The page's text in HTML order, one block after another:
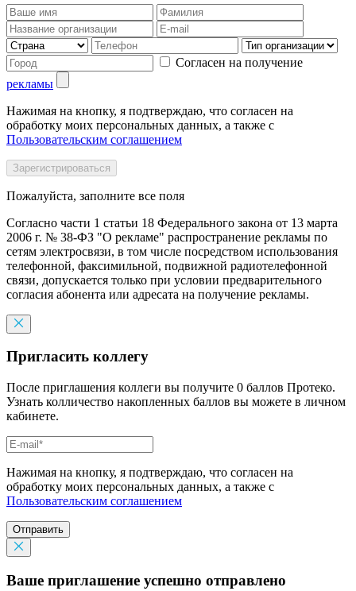
Согласен на получение
рекламы
Нажимая на кнопку, я подтверждаю, что согласен на
обработку моих персональных данных, а также с
Пользовательским соглашением
Пожалуйста, заполните все поля
Согласно части 1 статьи 18 Федерального закона от 13 марта
2006 г. № 38-ФЗ "О рекламе" распространение рекламы по
сетям электросвязи, в том числе посредством использования
телефонной, факсимильной, подвижной радиотелефонной
связи, допускается только при условии предварительного
согласия абонента или адресата на получение рекламы.
Пригласить коллегу
После приглашения коллеги вы получите 0 баллов Протеко.
Узнать колличество накопленных баллов вы можете в личном
кабинете.
Нажимая на кнопку, я подтверждаю, что согласен на
обработку моих персональных данных, а также с
Пользовательским соглашением
Отправить
Ваше приглашение успешно отправлено